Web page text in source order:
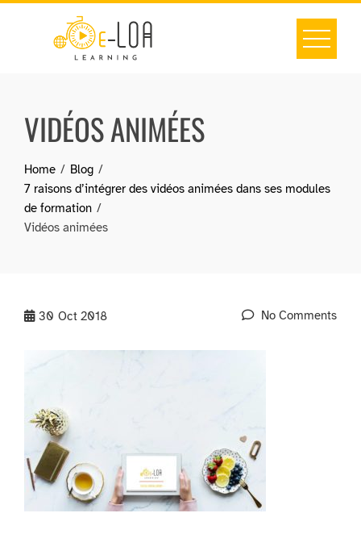
VIDÉOS ANIMÉES
Home
Blog
7 raisons d’intégrer des vidéos animées dans ses modules
de formation
Vidéos animées
30 Oct 2018 No Comments